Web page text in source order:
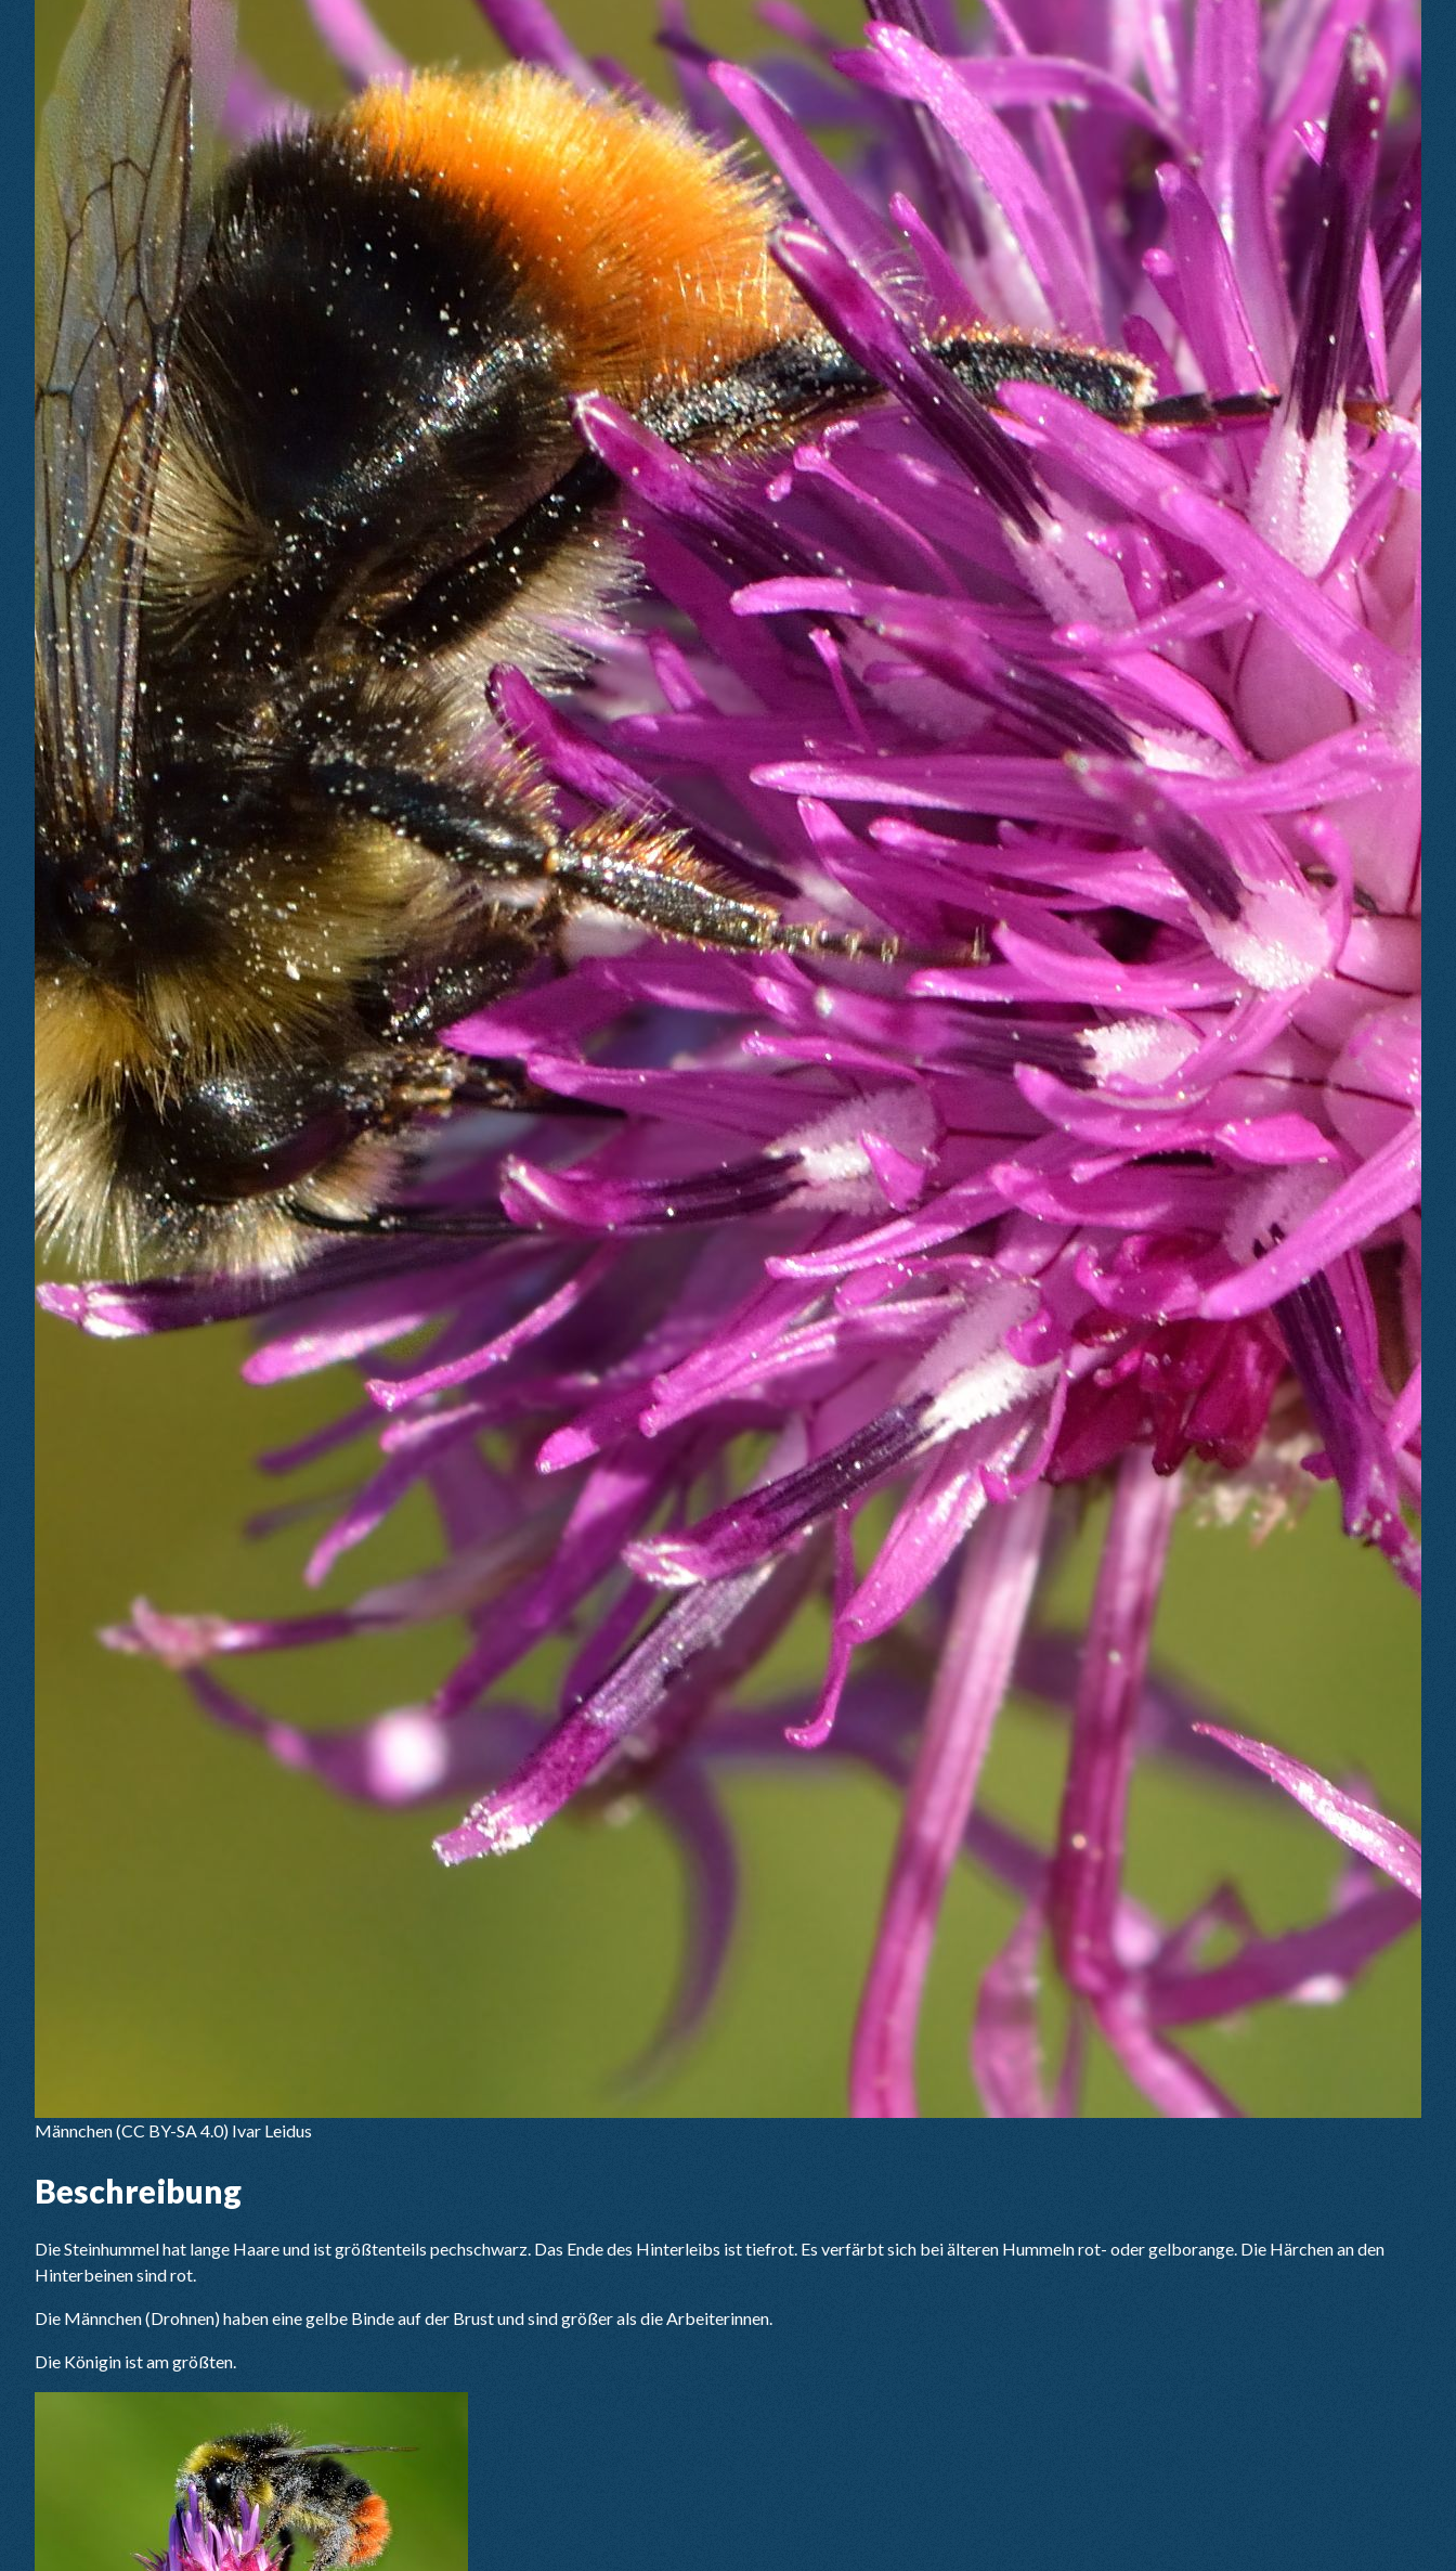
Männchen(CC BY-SA 4.0) Ivar Leidus
Beschreibung
Die Steinhummel hat lange Haare und ist größtenteils pechschwarz. Das Ende des Hinterleibs ist tiefrot. Es verfärbt sich bei älteren Hummeln rot- oder gelborange. Die Härchen an den
Hinterbeinen sind rot.
Die Männchen (Drohnen) haben eine gelbe Binde auf der Brust und sind größer als die Arbeiterinnen.
Die Königin ist am größten.